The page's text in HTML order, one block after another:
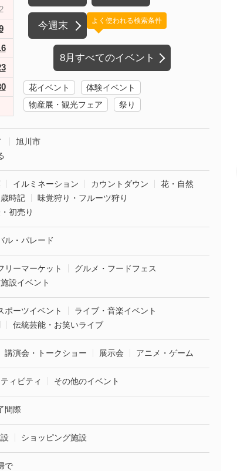
今週末
8月すべてのイベント
よく使われる検索条件
花イベント
体験イベント
物産展・観光フェア
祭り
旭川市
イルミネーション カウントダウン
花・自然
時記
味覚狩り・フルーツ狩り
初売り
ル・パレード
リーマーケット
グルメ・フードフェス
設イベント
ポーツイベント
ライブ・音楽イベント
伝統芸能・お笑いライブ
講演会・トークショー 展示会 アニメ・ゲーム
ィビティ その他のイベント
間際
ショッピング施設
で